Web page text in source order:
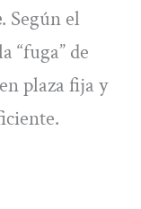
. Según el
“fuga” de
plaza fija y